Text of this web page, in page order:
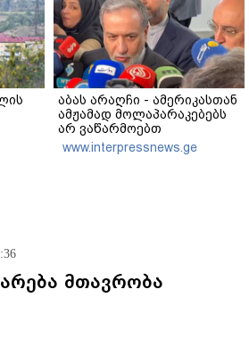
აბას არაღჩი - ამერიკასთან
ამჟამად მოლაპარაკებებს
არ ვაწარმოებთ
www.interpressnews.ge
მთავრობა